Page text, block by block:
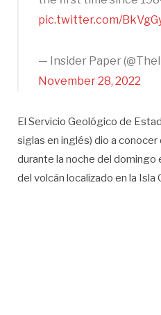
pic.twitter.com/
— Insider Paper
November 28, 2022
El Servicio Geológico de
siglas en inglés) dio a
durante la noche del domingo
del volcán localizado en la Isla